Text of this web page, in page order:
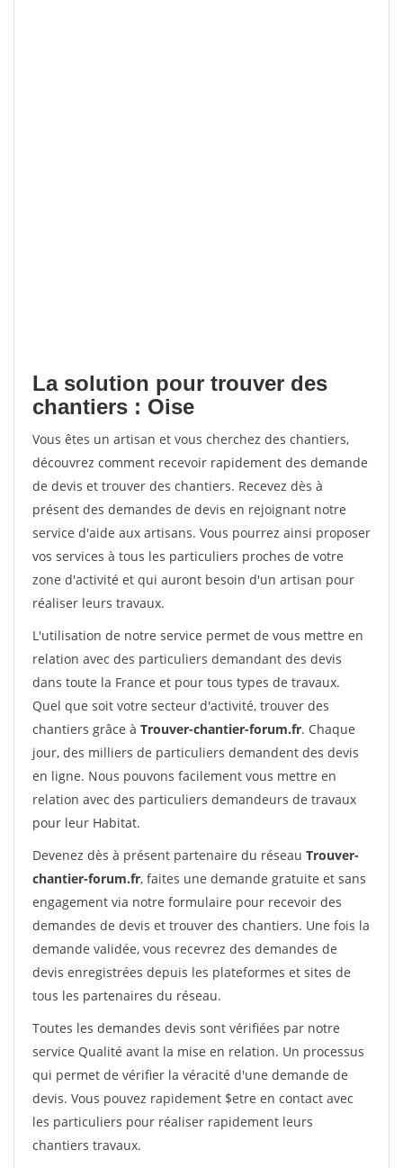
La solution pour trouver des
chantiers : Oise
Vous êtes un artisan et vous cherchez des chantiers,
découvrez comment recevoir rapidement des demande
de devis et trouver des chantiers. Recevez dès à
présent des demandes de devis en rejoignant notre
service d'aide aux artisans. Vous pourrez ainsi proposer
vos services à tous les particuliers proches de votre
zone d'activité et qui auront besoin d'un artisan pour
réaliser leurs travaux.
L'utilisation de notre service permet de vous mettre en
relation avec des particuliers demandant des devis
dans toute la France et pour tous types de travaux.
Quel que soit votre secteur d'activité, trouver des
chantiers grâce à Trouver-chantier-forum.fr. Chaque
jour, des milliers de particuliers demandent des devis
en ligne. Nous pouvons facilement vous mettre en
relation avec des particuliers demandeurs de travaux
pour leur Habitat.
Devenez dès à présent partenaire du réseau Trouver-
chantier-forum.fr, faites une demande gratuite et sans
engagement via notre formulaire pour recevoir des
demandes de devis et trouver des chantiers. Une fois la
demande validée, vous recevrez des demandes de
devis enregistrées depuis les plateformes et sites de
tous les partenaires du réseau.
Toutes les demandes devis sont vérifiées par notre
service Qualité avant la mise en relation. Un processus
qui permet de vérifier la véracité d'une demande de
devis. Vous pouvez rapidement $etre en contact avec
les particuliers pour réaliser rapidement leurs
chantiers travaux.